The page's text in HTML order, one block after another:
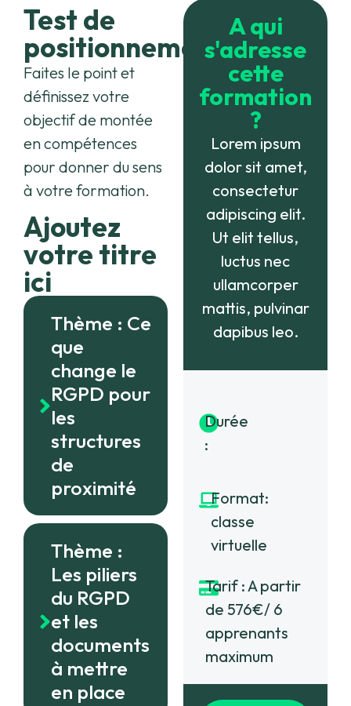
Test de
positionnement
Faites le point et
définissez votre
objectif de montée
en compétences
pour donner du sens
à votre formation.
Ajoutez
votre titre
ici
Thème : Ce
que
change le
RGPD pour
les
structures
de
proximité
Thème :
Les piliers
du RGPD
et les
documents
à mettre
en place
A qui
s'adresse
cette
formation
?
Lorem ipsum
dolor sit amet,
consectetur
adipiscing elit.
Ut elit tellus,
luctus nec
ullamcorper
mattis, pulvinar
dapibus leo.
Durée
:
2.5
Format:
classe
virtuelle
Tarif : A partir
de 576€/ 6
apprenants
maximum